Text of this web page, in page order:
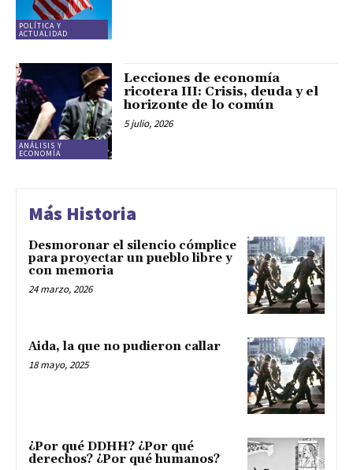
POLÍTICA Y
ACTUALIDAD
ANÁLISIS Y
ECONOMÍA
Lecciones de economía
ricotera III: Crisis, deuda y el
horizonte de lo común
5 julio, 2026
Más Historia
Desmoronar el silencio cómplice
para proyectar un pueblo libre y
con memoria
24 marzo, 2026
Aida, la que no pudieron callar
18 mayo, 2025
¿Por qué DDHH? ¿Por qué
derechos? ¿Por qué humanos?